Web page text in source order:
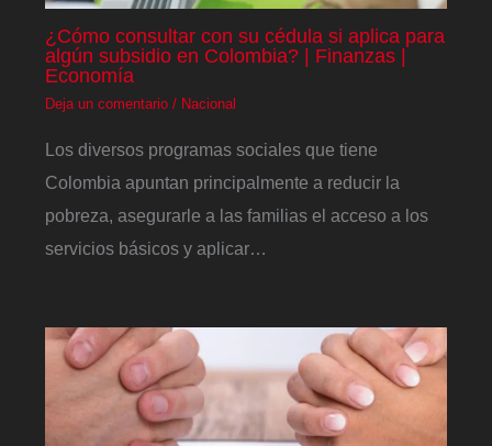
¿Cómo consultar con su cédula si aplica para
algún subsidio en Colombia? | Finanzas |
Economía
Deja un comentario / Nacional
Los diversos programas sociales que tiene
Colombia apuntan principalmente a reducir la
pobreza, asegurarle a las familias el acceso a los
servicios básicos y aplicar…